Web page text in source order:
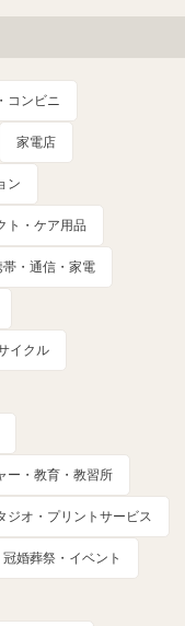
コンビニ
家電店
ン
ト・ケア用品
帯・通信・家電
イクル
ー・教育・教習所
ジオ・プリントサービス
冠婚葬祭・イベント